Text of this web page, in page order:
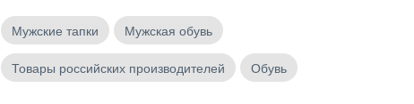
Мужские тапки Мужская обувь
Товары российских производителей Обувь